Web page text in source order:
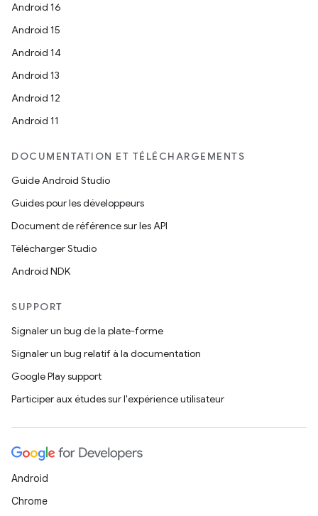
Android 16
Android 15
Android 14
Android 13
Android 12
Android 11
DOCUMENTATION ET TÉLÉCHARGEMENTS
Guide Android Studio
Guides pour les développeurs
Document de référence sur les API
Télécharger Studio
Android NDK
SUPPORT
Signaler un bug de la plate-forme
Signaler un bug relatif à la documentation
Google Play support
Participer aux études sur l'expérience utilisateur
Android
Chrome